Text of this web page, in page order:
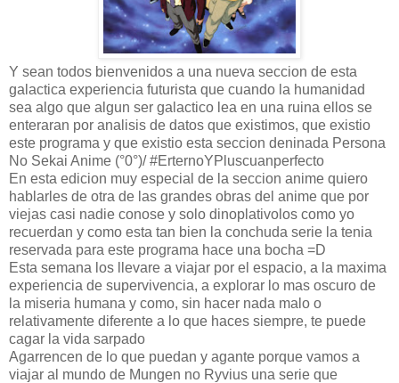
Y sean todos bienvenidos a una nueva seccion de esta
galactica experiencia futurista que cuando la humanidad
sea algo que algun ser galactico lea en una ruina ellos se
enteraran por analisis de datos que existimos, que existio
este programa y que existio esta seccion deninada Persona
No Sekai Anime (°0°)/ #ErternoYPluscuanperfecto
En esta edicion muy especial de la seccion anime quiero
hablarles de otra de las grandes obras del anime que por
viejas casi nadie conose y solo dinoplativolos como yo
recuerdan y como esta tan bien la conchuda serie la tenia
reservada para este programa hace una bocha =D
Esta semana los llevare a viajar por el espacio, a la maxima
experiencia de supervivencia, a explorar lo mas oscuro de
la miseria humana y como, sin hacer nada malo o
relativamente diferente a lo que haces siempre, te puede
cagar la vida sarpado
Agarrencen de lo que puedan y agante porque vamos a
viajar al mundo de Mungen no Ryvius una serie que